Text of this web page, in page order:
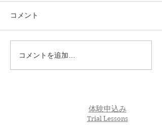
🌸 En-Joy Englishの英検合
格実績（2026年度 第1回）
コメント
コメントを追加…
体験申込み
Trial Lessons